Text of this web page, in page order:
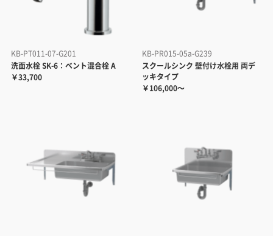
KB-PT011-07-G201
洗面水栓 SK-6：ベント混合栓 A
￥33,700
KB-PR015-05a-G239
スクールシンク 壁付け水栓用 両デ
ッキタイプ
￥106,000～